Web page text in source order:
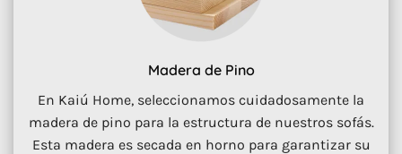
Madera de Pino
En Kaiú Home, seleccionamos cuidadosamente la
madera de pino para la estructura de nuestros sofás.
Esta madera es secada en horno para garantizar su